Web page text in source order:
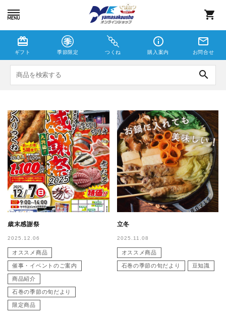
shopping_cart
card_giftcard
ギフト 季節限定 つくね
info_outline
購入案内
mail_outline
お問合せ
search
つくね
しゃこえび
季節限定
歳末感謝祭
2025.12.06
オススメ商品
催事・イベントのご案内
商品紹介
石巻の季節の旬だより
限定商品
立冬
2025.11.08
オススメ商品
石巻の季節の旬だより 豆知識